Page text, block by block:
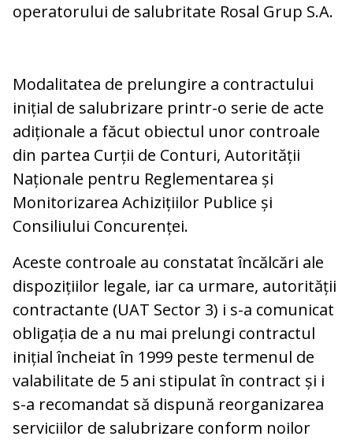
operatorului de salubritate Rosal Grup S.A.
Modalitatea de prelungire a contractului
inițial de salubrizare printr-o serie de acte
adiționale a făcut obiectul unor controale
din partea Curții de Conturi, Autorității
Naționale pentru Reglementarea și
Monitorizarea Achizițiilor Publice și
Consiliului Concurenței.
Aceste controale au constatat încălcări ale
dispozițiilor legale, iar ca urmare, autorității
contractante (UAT Sector 3) i s-a comunicat
obligația de a nu mai prelungi contractul
inițial încheiat în 1999 peste termenul de
valabilitate de 5 ani stipulat în contract și i
s-a recomandat să dispună reorganizarea
serviciilor de salubrizare conform noilor